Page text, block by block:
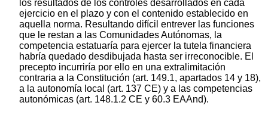
los resultados de los controles desarrollados en cada
ejercicio en el plazo y con el contenido establecido en
aquella norma. Resultando difícil entrever las funciones
que le restan a las Comunidades Autónomas, la
competencia estatuaría para ejercer la tutela financiera
habría quedado desdibujada hasta ser irreconocible. El
precepto incurriría por ello en una extralimitación
contraria a la Constitución (art. 149.1, apartados 14 y 18),
a la autonomía local (art. 137 CE) y a las competencias
autonómicas (art. 148.1.2 CE y 60.3 EAAnd).